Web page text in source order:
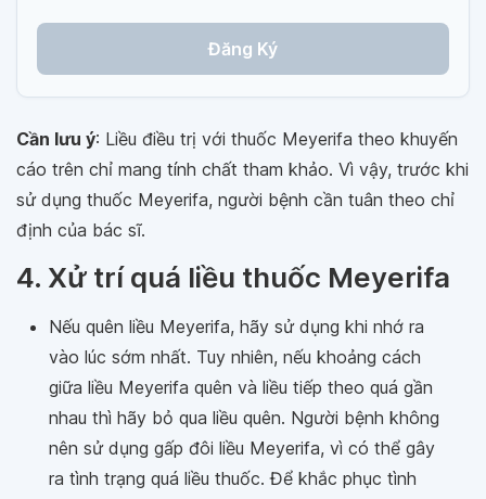
Đăng Ký
Cần lưu ý: Liều điều trị với thuốc Meyerifa theo khuyến
cáo trên chỉ mang tính chất tham khảo. Vì vậy, trước khi
sử dụng thuốc Meyerifa, người bệnh cần tuân theo chỉ
định của bác sĩ.
4. Xử trí quá liều thuốc Meyerifa
Nếu quên liều Meyerifa, hãy sử dụng khi nhớ ra
vào lúc sớm nhất. Tuy nhiên, nếu khoảng cách
giữa liều Meyerifa quên và liều tiếp theo quá gần
nhau thì hãy bỏ qua liều quên. Người bệnh không
nên sử dụng gấp đôi liều Meyerifa, vì có thể gây
ra tình trạng quá liều thuốc. Để khắc phục tình